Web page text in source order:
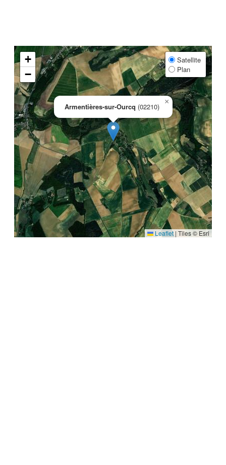
Armentières-sur-Ourcq (02210)
×
+
−
Satellite
Plan
Leaflet | Tiles © Esri